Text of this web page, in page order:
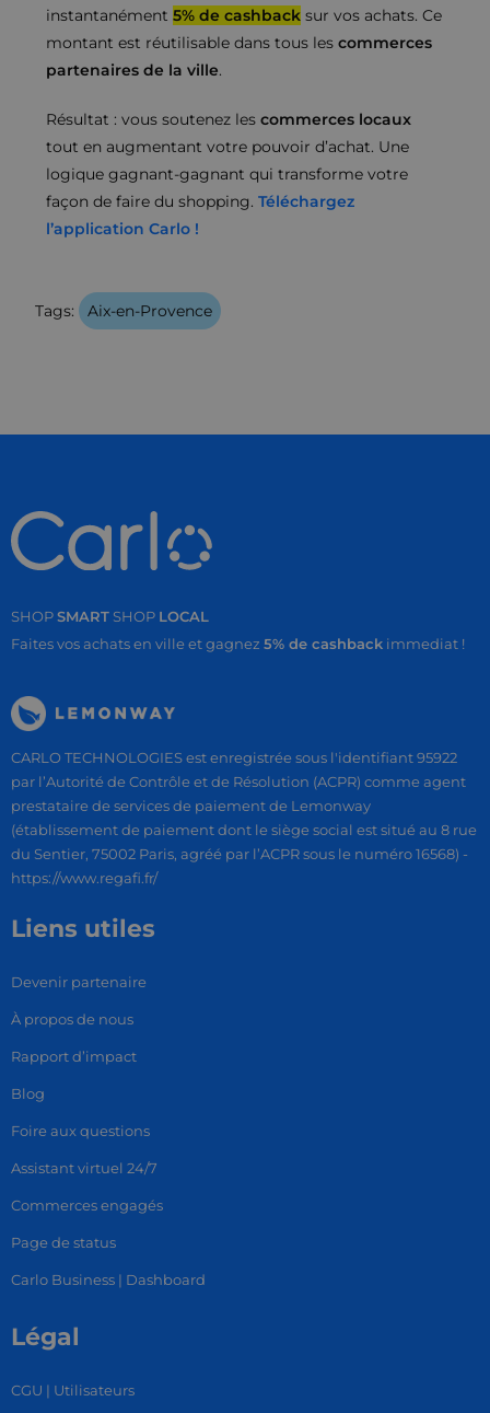
instantanément5% de cashback sur vos achats. Ce
montant est réutilisable dans tous lescommerces
partenaires de la ville.
Résultat : vous soutenez lescommerces locaux
tout en augmentant votre pouvoir d’achat. Une
logique gagnant-gagnant qui transforme votre
façon de faire du shopping.Téléchargez
l’application Carlo !
Tags: Aix-en-Provence
SHOPSMART SHOP LOCAL
Faites vos achats en ville et gagnez 5% de cashback immediat !
CARLO TECHNOLOGIES est enregistrée sous l'identifiant 95922
par l’Autorité de Contrôle et de Résolution (ACPR) comme agent
prestataire de services de paiement de Lemonway
(établissement de paiement dont le siège social est situé au 8 rue
du Sentier, 75002 Paris, agréé par l’ACPR sous le numéro 16568) -
https://www.regafi.fr/
Liens utiles
Devenir partenaire
À propos de nous
Rapport d’impact
Blog
Foire aux questions
Assistant virtuel 24/7
Commerces engagés
Page de status
Carlo Business | Dashboard
Légal
CGU | Utilisateurs